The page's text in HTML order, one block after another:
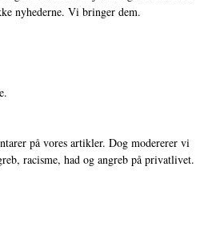
nyhederne. Vi bringer dem.
på vores artikler. Dog modererer vi
racisme, had og angreb på privatlivet.